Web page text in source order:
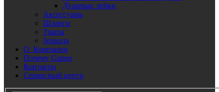
Душевые лейки
Аксессуары
Шланги
Трапы
Зеркала
О Компании
Почему Gappo
Контакты
Сервисный центр